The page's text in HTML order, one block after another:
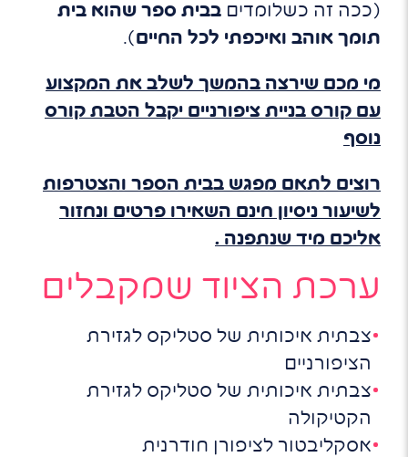
(ככה זה כשלומדים בבית ספר שהוא בית
תומך אוהב ואיכפתי לכל החיים).
מי מכם שירצה בהמשך לשלב את המקצוע
עם קורס בניית ציפורניים יקבל הטבת קורס
נוסף
רוצים לתאם מפגש בבית הספר והצטרפות
לשיעור ניסיון חינם השאירו פרטים ונחזור
אליכם מיד שנתפנה .
ערכת הציוד שמקבלים
צבתית איכותית של סטליקס לגזירת
הציפורניים
צבתית איכותית של סטליקס לגזירת
הקטיקולה
אסקליבטור לציפורן חודרנית